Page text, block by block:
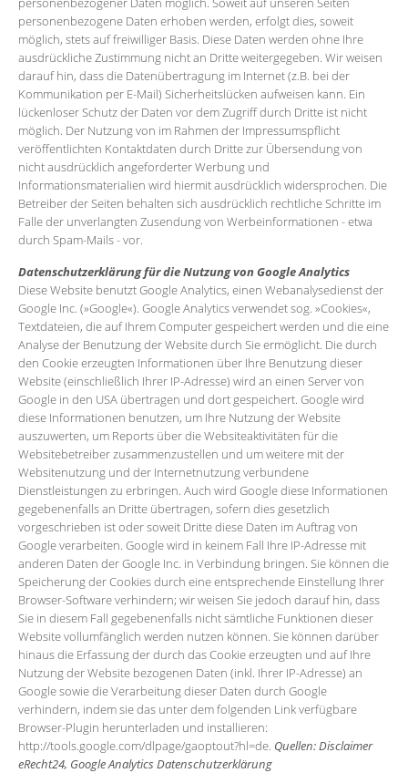
personenbezogene Daten erhoben werden, erfolgt dies, soweit
möglich, stets auf freiwilliger Basis. Diese Daten werden ohne Ihre
ausdrückliche Zustimmung nicht an Dritte weitergegeben. Wir weisen
darauf hin, dass die Datenübertragung im Internet (z.B. bei der
Kommunikation per E-Mail) Sicherheitslücken aufweisen kann. Ein
lückenloser Schutz der Daten vor dem Zugriff durch Dritte ist nicht
möglich. Der Nutzung von im Rahmen der Impressumspflicht
veröffentlichten Kontaktdaten durch Dritte zur Übersendung von
nicht ausdrücklich angeforderter Werbung und
Informationsmaterialien wird hiermit ausdrücklich widersprochen. Die
Betreiber der Seiten behalten sich ausdrücklich rechtliche Schritte im
Falle der unverlangten Zusendung von Werbeinformationen - etwa
durch Spam-Mails - vor.
Datenschutzerklärung für die Nutzung von Google Analytics
Diese Website benutzt Google Analytics, einen Webanalysedienst der
Google Inc. (»Google«). Google Analytics verwendet sog. »Cookies«,
Textdateien, die auf Ihrem Computer gespeichert werden und die eine
Analyse der Benutzung der Website durch Sie ermöglicht. Die durch
den Cookie erzeugten Informationen über Ihre Benutzung dieser
Website (einschließlich Ihrer IP-Adresse) wird an einen Server von
Google in den USA übertragen und dort gespeichert. Google wird
diese Informationen benutzen, um Ihre Nutzung der Website
auszuwerten, um Reports über die Websiteaktivitäten für die
Websitebetreiber zusammenzustellen und um weitere mit der
Websitenutzung und der Internetnutzung verbundene
Dienstleistungen zu erbringen. Auch wird Google diese Informationen
gegebenenfalls an Dritte übertragen, sofern dies gesetzlich
vorgeschrieben ist oder soweit Dritte diese Daten im Auftrag von
Google verarbeiten. Google wird in keinem Fall Ihre IP-Adresse mit
anderen Daten der Google Inc. in Verbindung bringen. Sie können die
Speicherung der Cookies durch eine entsprechende Einstellung Ihrer
Browser-Software verhindern; wir weisen Sie jedoch darauf hin, dass
Sie in diesem Fall gegebenenfalls nicht sämtliche Funktionen dieser
Website vollumfänglich werden nutzen können. Sie können darüber
hinaus die Erfassung der durch das Cookie erzeugten und auf Ihre
Nutzung der Website bezogenen Daten (inkl. Ihrer IP-Adresse) an
Google sowie die Verarbeitung dieser Daten durch Google
verhindern, indem sie das unter dem folgenden Link verfügbare
Browser-Plugin herunterladen und installieren:
http://tools.google.com/dlpage/gaoptout?hl=de. Quellen: Disclaimer
eRecht24, Google Analytics Datenschutzerklärung